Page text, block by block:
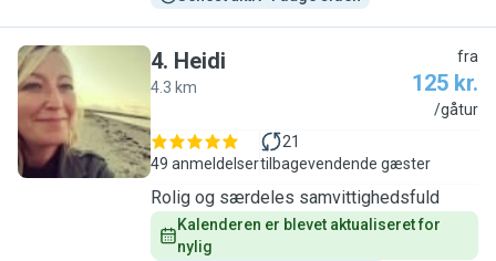
H
4. Heidi
4.3 km
fra
125 kr.
/gåtur
49 anmeldelser
21
tilbagevendende gæster
Rolig og særdeles samvittighedsfuld
Kalenderen er blevet aktualiseret for
nylig